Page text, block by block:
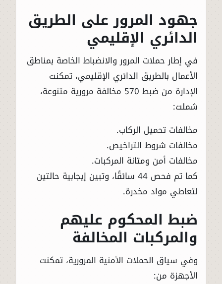
جهود المرور على الطريق
الدائري الإقليمي
في إطار حملات المرور والانضباط الخاصة بمناطق
الأعمال بالطريق الدائري الإقليمي، تمكنت
الإدارة من ضبط 570 مخالفة مرورية متنوعة،
شملت:
مخالفات تحميل الركاب.
مخالفات شروط التراخيص.
مخالفات أمن ومتانة المركبات.
كما تم فحص 44 سائقًا، وتبين إيجابية حالتين
لتعاطي مواد مخدرة.
ضبط المحكوم عليهم
والمركبات المخالفة
وفي سياق الحملات الأمنية المرورية، تمكنت
الأجهزة من: